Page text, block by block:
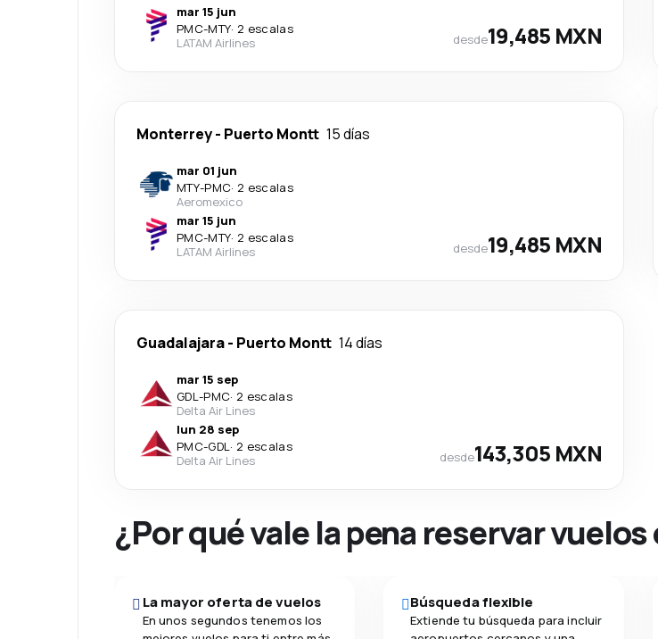
mar 15 jun
PMC-MTY· 2 escalas
LATAM Airlines
desde19,485 MXN
Monterrey- Puerto Montt 15 días
mar 01 jun
MTY-PMC· 2 escalas
Aeromexico
mar 15 jun
PMC-MTY· 2 escalas
LATAM Airlines
desde19,485 MXN
Guadalajara- Puerto Montt 14 días
mar 15 sep
GDL-PMC· 2 escalas
Delta Air Lines
lun 28 sep
PMC-GDL· 2 escalas
Delta Air Lines
desde143,305 MXN
¿Por qué vale la pena reservar
La mayor oferta de vuelos
En unos segundos tenemos los
Búsqueda flexible
Extiende tu búsqueda para incluir